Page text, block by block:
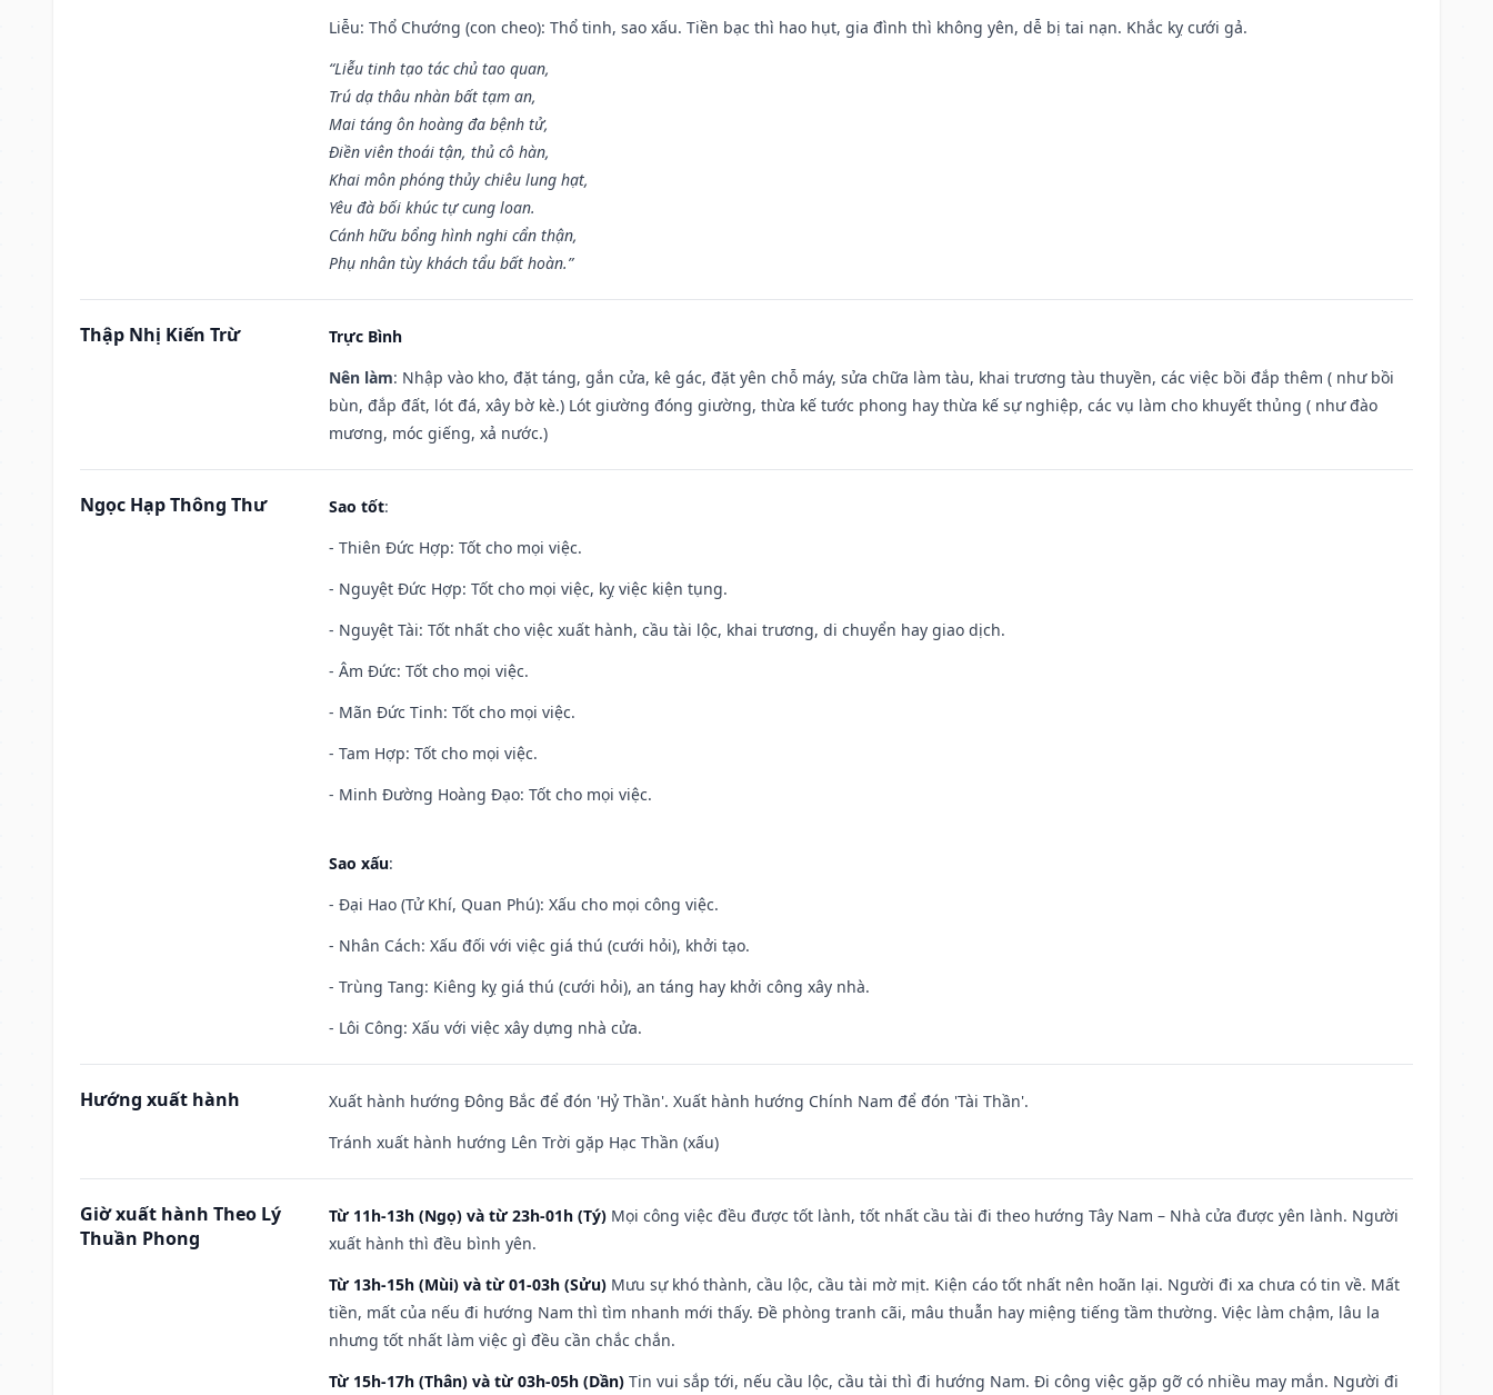
Liễu: Thổ Chướng (con cheo): Thổ tinh, sao xấu. Tiền bạc thì hao hụt, gia đình thì không yên, dễ bị tai nạn. Khắc kỵ cưới gả.
“Liễu tinh tạo tác chủ tao quan,
Trú dạ thâu nhàn bất tạm an,
Mai táng ôn hoàng đa bệnh tử,
Điền viên thoái tận, thủ cô hàn,
Khai môn phóng thủy chiêu lung hạt,
Yêu đà bối khúc tự cung loan.
Cánh hữu bổng hình nghi cẩn thận,
Phụ nhân tùy khách tẩu bất hoàn.”
Thập Nhị Kiến Trừ
Trực Bình
Nên làm: Nhập vào kho, đặt táng, gắn cửa, kê gác, đặt yên chỗ máy, sửa chữa làm tàu, khai trương tàu thuyền, các việc bồi đắp thêm ( như bồi
bùn, đắp đất, lót đá, xây bờ kè.) Lót giường đóng giường, thừa kế tước phong hay thừa kế sự nghiệp, các vụ làm cho khuyết thủng ( như đào
mương, móc giếng, xả nước.)
Ngọc Hạp Thông Thư Sao tốt:
- Thiên Đức Hợp: Tốt cho mọi việc.
- Nguyệt Đức Hợp: Tốt cho mọi việc, kỵ việc kiện tụng.
- Nguyệt Tài: Tốt nhất cho việc xuất hành, cầu tài lộc, khai trương, di chuyển hay giao dịch.
- Âm Đức: Tốt cho mọi việc.
- Mãn Đức Tinh: Tốt cho mọi việc.
- Tam Hợp: Tốt cho mọi việc.
- Minh Đường Hoàng Đạo: Tốt cho mọi việc.
Sao xấu:
- Đại Hao (Tử Khí, Quan Phú): Xấu cho mọi công việc.
- Nhân Cách: Xấu đối với việc giá thú (cưới hỏi), khởi tạo.
- Trùng Tang: Kiêng kỵ giá thú (cưới hỏi), an táng hay khởi công xây nhà.
- Lôi Công: Xấu với việc xây dựng nhà cửa.
Hướng xuất hành
Xuất hành hướng Đông Bắc để đón 'Hỷ Thần'. Xuất hành hướng Chính Nam để đón 'Tài Thần'.
Tránh xuất hành hướng Lên Trời gặp Hạc Thần (xấu)
Giờ xuất hành Theo Lý
Thuần Phong
Từ 11h-13h (Ngọ) và từ 23h-01h (Tý) Mọi công việc đều được tốt lành, tốt nhất cầu tài đi theo hướng Tây Nam – Nhà cửa được yên lành. Người
xuất hành thì đều bình yên.
Từ 13h-15h (Mùi) và từ 01-03h (Sửu) Mưu sự khó thành, cầu lộc, cầu tài mờ mịt. Kiện cáo tốt nhất nên hoãn lại. Người đi xa chưa có tin về. Mất
tiền, mất của nếu đi hướng Nam thì tìm nhanh mới thấy. Đề phòng tranh cãi, mâu thuẫn hay miệng tiếng tầm thường. Việc làm chậm, lâu la
nhưng tốt nhất làm việc gì đều cần chắc chắn.
Từ 15h-17h (Thân) và từ 03h-05h (Dần) Tin vui sắp tới, nếu cầu lộc, cầu tài thì đi hướng Nam. Đi công việc gặp gỡ có nhiều may mắn. Người đi